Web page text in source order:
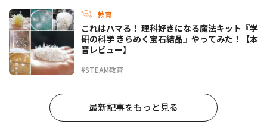
教育
#STEAM教育
これはハマる！ 理科好きになる魔法キット『学
研の科学 きらめく宝石結晶』やってみた！【本
音レビュー】
最新記事をもっと見る